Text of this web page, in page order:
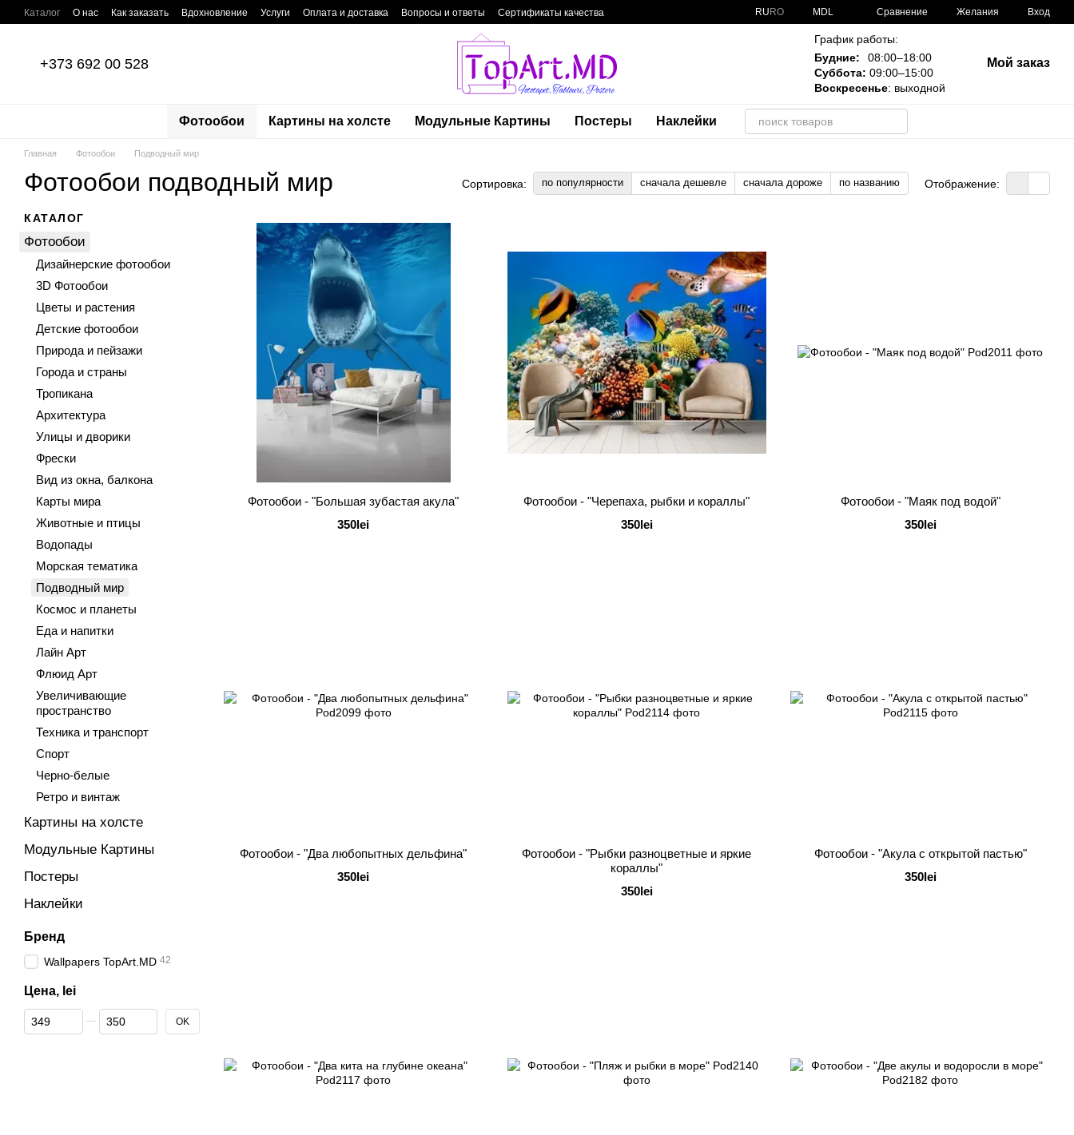
Перейти к основному контенту
Каталог О нас Как заказать Вдохновление Услуги Оплата и доставка Вопросы и ответы
Сертификаты качества
RU RO MDL Сравнение Желания Вход
+373 692 00 528
График работы:
Будние:
08:00–18:00
Суббота: 09:00–15:00
Воскресенье: выходной
Мой заказ
Фотообои Картины на холсте Модульные Картины Постеры Наклейки
Главная Фотообои Подводный мир
Фотообои подводный мир Сортировка: по популярности сначала дешевле сначала дороже по названию Отображение:
Фотообои - "Большая зубастая акула"
350lei
Фотообои - "Черепаха, рыбки и кораллы"
350lei
Фотообои - "Маяк под водой"
350lei
Фотообои - "Два любопытных дельфина"
350lei
Фотообои - "Рыбки разноцветные и яркие
кораллы"
350lei
Фотообои - "Акула с открытой пастью"
350lei
КАТАЛОГ
Фотообои
Дизайнерские фотообои
3D Фотообои
Цветы и растения
Детские фотообои
Природа и пейзажи
Города и страны
Тропикана
Архитектура
Улицы и дворики
Фрески
Вид из окна, балкона
Карты мира
Животные и птицы
Водопады
Морская тематика
Подводный мир
Космос и планеты
Еда и напитки
Лайн Арт
Флюид Арт
Увеличивающие
пространство
Техника и транспорт
Спорт
Черно-белые
Ретро и винтаж
Картины на холсте
Модульные Картины
Постеры
Наклейки
Бренд
Wallpapers TopArt.MD 42
Цена, lei
От Цена, lei
До Цена, lei OK